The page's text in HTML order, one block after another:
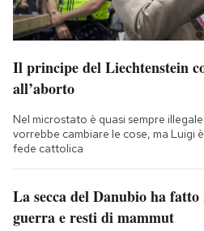
Il principe del Liechtenstein
all’aborto
Nel microstato è quasi sempre
vorrebbe cambiare le cose, ma Luigi
fede cattolica
La secca del Danubio ha
guerra e resti di mammut